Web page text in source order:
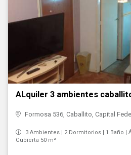
ALquiler 3 ambientes
Formosa 536, Caballito, Capital
3 Ambientes | 2 Dormitorios | 1 Baño |
Cubierta 50 m²